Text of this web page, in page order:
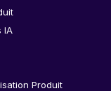
IA
Produit